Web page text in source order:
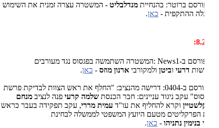
ברוטר: בהנחייתמנדלבליט- המשטרה עצרה זמנית את השימוש
ההתקפית -כאן.
ב-: News1המשטרה השתמשה בפגסוס נגד מעורבים
דרעי וביטןולמקורביארנון מוזס -כאן.
פורסם ב-0404: דרישה מהנציב: "החלף את ראש הצוות לבדיקת פרשת
עקב ניגוד עניינים: חבר הכנסתשלמה קרעי פנה לנציבמנחם
וקרא להחליף את עו"דעמית מררי ,עקב תפקידה בעבר כראש
הפרקליטים מטעם היועץ המשפטי לממשלה לבחינת
בנימין נתניהו -כאן.